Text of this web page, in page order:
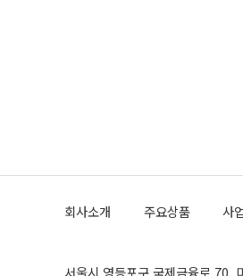
회사소개 주요상품 사
서울시 영등포구 국제금융로 70,